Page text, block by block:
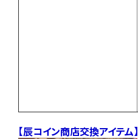
【辰コイン商店交換アイテム】